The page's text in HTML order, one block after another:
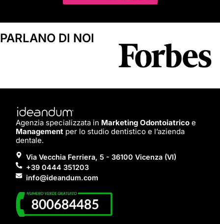
PARLANO DI NOI
Agenzia specializzata in Marketing Odontoiatrico e
Management per lo studio dentistico e l’azienda
dentale.
Via Vecchia Ferriera, 5 - 36100 Vicenza (VI)
+39 0444 351203
info@ideandum.com